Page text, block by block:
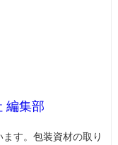
編集部
す。包装資材の取り